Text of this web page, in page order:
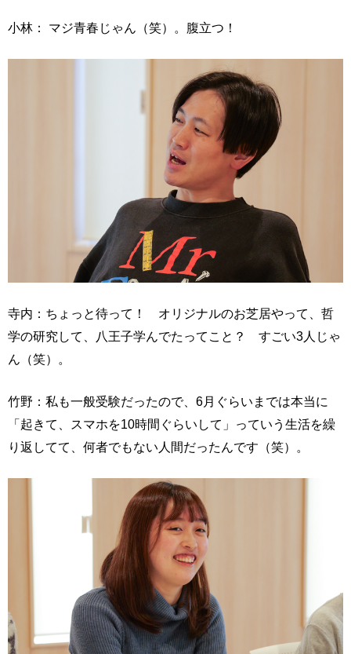
小林： マジ青春じゃん（笑）。腹立つ！
寺内：ちょっと待って！ オリジナルのお芝居やって、哲
学の研究して、八王子学んでたってこと？ すごい3人じゃ
ん（笑）。
竹野：私も一般受験だったので、6月ぐらいまでは本当に
「起きて、スマホを10時間ぐらいして」っていう生活を繰
り返してて、何者でもない人間だったんです（笑）。